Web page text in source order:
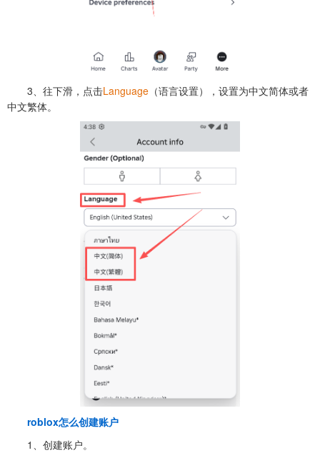
3、往下滑，点击Language （语言设置），设置为中文简体或者
中文繁体。
roblox怎么创建账户
1、创建账户。